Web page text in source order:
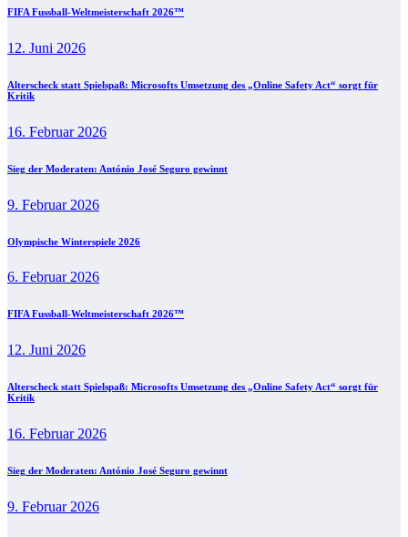
FIFA Fussball-Weltmeisterschaft 2026™
12. Juni 2026
Alterscheck statt Spielspaß: Microsofts Umsetzung des „Online Safety Act“ sorgt für
Kritik
16. Februar 2026
Sieg der Moderaten: António José Seguro gewinnt
9. Februar 2026
Olympische Winterspiele 2026
6. Februar 2026
FIFA Fussball-Weltmeisterschaft 2026™
12. Juni 2026
Alterscheck statt Spielspaß: Microsofts Umsetzung des „Online Safety Act“ sorgt für
Kritik
16. Februar 2026
Sieg der Moderaten: António José Seguro gewinnt
9. Februar 2026